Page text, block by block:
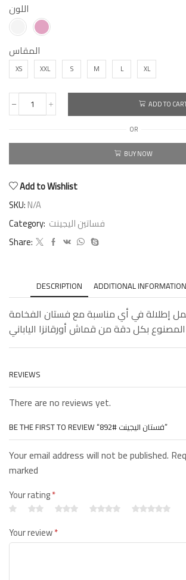
اللون
المقاس
XS XXL S M L XL
ADD TO
OR
BUY NOW
Add to Wishlist
SKU:N/A
Category: فساتين اليجينت
Share:
DESCRIPTION ADDITIONAL INFORMATION
إطلالة في أي مناسبة مع فستان الفخامة
المصنوع بكل دقة من قماش أورقانزا الياباني
REVIEWS
There are no reviews yet.
BE THE FIRST TO REVIEW “فستان اليجينت #892”
Your email address will not be published.
marked
Your rating*
Your review*